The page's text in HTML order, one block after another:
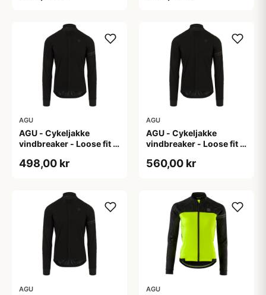
AGU
AGU - Cykeljakke
vindbreaker - Loose fit -
498,00 kr
AGU
AGU - Cykeljakke
vindbreaker - Loose fit -
560,00 kr
AGU AGU